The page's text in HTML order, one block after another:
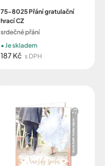
75-8025 Přání gratulační
hrací CZ
srdečné přání
187 Kč s DPH
Je skladem